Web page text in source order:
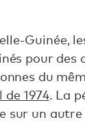
Guinée,
pour des
du
de 1974. La
sur un